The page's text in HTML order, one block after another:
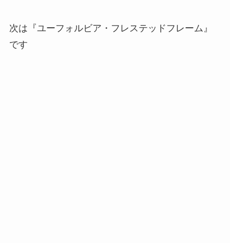
次は『ユーフォルビア・フレステッドフレーム』
です